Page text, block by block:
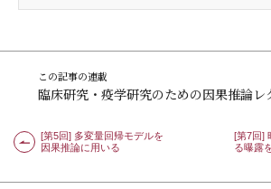
この記事の連載
臨床研究・疫学研究のための因果推論レ
[第5回] 多変量回帰モデルを
因果推論に用いる
[第7回]
る曝露